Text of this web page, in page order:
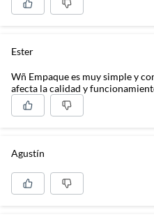
Ester
Wñ Empaque es muy simple y
afecta la calidad y
Agustín